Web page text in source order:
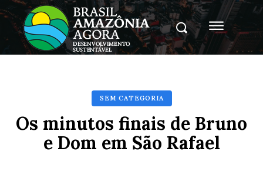
SEM CATEGORIA
Os minutos finais de Bruno
e Dom em São Rafael